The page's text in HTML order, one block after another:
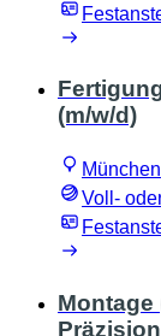
(m/w/d)
München
Voll-
Montage